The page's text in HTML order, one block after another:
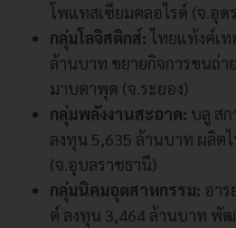
โพแทสเซียมคลอไรด์ (จ.อุด
กลุ่มโลจิสติกส์: ไทยแท้งค์เ
ล้านบาท ขยายกิจการขนถ่า
มาบตาพุด (จ.ระยอง)
กลุ่มพลังงานสะอาด: บลู สก
ลงทุน 5,635 ล้านบาท ผลิต
(จ.อุบลราชธานี)
กลุ่มนิคมอุตสาหกรรม: อา
ต์ ลงทุน 3,464 ล้านบาท พั